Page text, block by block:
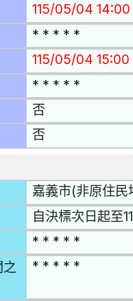
115/05/04 14:00
* * * * *
115/05/04 15:00
* * * * *
否
否
嘉義市(非原住民
自決標次日起至
* * * * *
之
* * * * *